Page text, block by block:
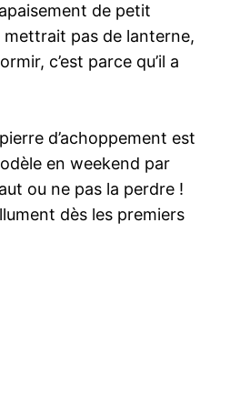
de petit
mettrait pas de lanterne,
c’est parce qu’il a
d’achoppement est
en weekend par
ou ne pas la perdre !
dès les premiers